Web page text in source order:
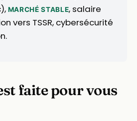
MARCHÉ STABLE, salaire
vers TSSR, cybersécurité
faite pour vous